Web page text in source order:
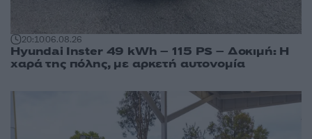
20:1006.08.26
Hyundai Inster 49 kWh – 115 PS – Δοκιμή: Η
χαρά της πόλης, με αρκετή αυτονομία